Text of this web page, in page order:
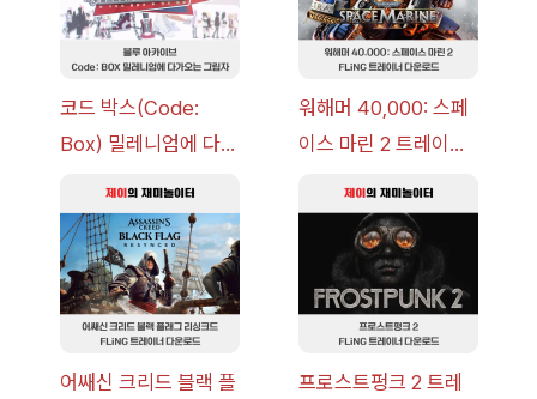
코드 박스(Code:
Box) 밀레니엄에 다가
략 [복각] | 블루 아카
이브
워해머 40,000: 스페
이스 마린 2 트레이너
v14.0+] 다운로드
어쌔신 크리드 블랙 플
프로스트펑크 2 트레